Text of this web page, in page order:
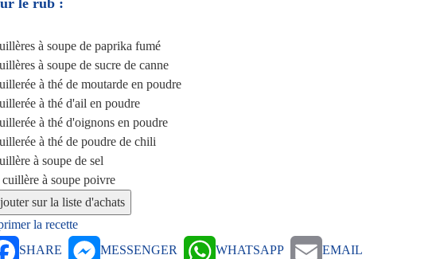
à soupe de paprika fumé
à soupe de sucre de canne
à thé de moutarde en poudre
à thé d'ail en poudre
à thé d'oignons en poudre
à thé de poudre de chili
à soupe de sel
cuillère à soupe poivre
la recette
SHARE
MESSENGER WHATSAPP EMAIL